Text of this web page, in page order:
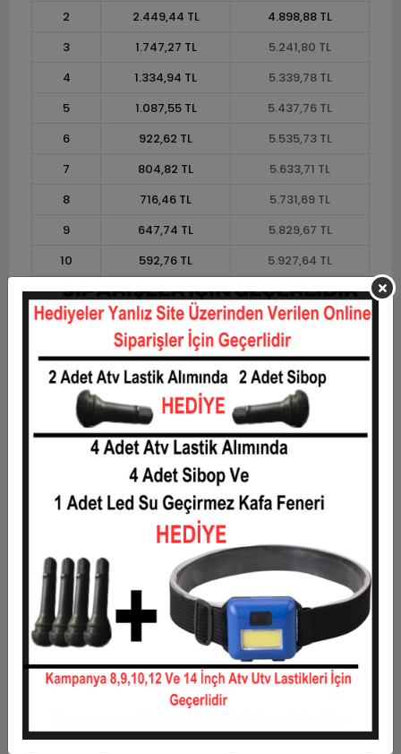
2
2.449,44 TL
4.898,88 TL
3
1.747,27 TL
5.241,80 TL
4
1.334,94 TL
5.339,78 TL
5
1.087,55 TL
5.437,76 TL
6
922,62 TL
5.535,73 TL
7
804,82 TL
5.633,71 TL
8
716,46 TL
5.731,69 TL
9
647,74 TL
5.829,67 TL
10
592,76 TL
5.927,64 TL
11
543,33 TL
5.976,63 TL
12
506,22 TL 6.074,61 TL
Taksit Taksit Tutarı
Toplam Tutar
1
4.898,88 TL
4.898,88 TL
2.449,44 TL
3
1.747,27 TL
5.241,80 TL
1.334,94 TL
5
1.087,55 TL
6
922,62 TL
5.535,73 TL
7
804,82 TL
5.633,71 TL
8
5.731,69 TL
9
647,74 TL
5.829,67 TL
592,76 TL
11
543,33 TL
5.976,63 TL